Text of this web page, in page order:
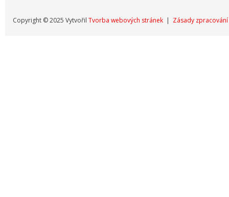
Copyright © 2025 Vytvořil Tvorba webových stránek | Zásady